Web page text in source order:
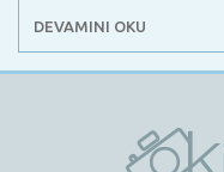
DEVAMINI OKU